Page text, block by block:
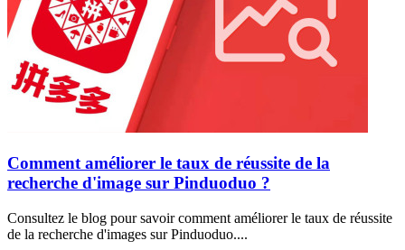
Comment améliorer le taux de réussite de la
recherche d'image sur Pinduoduo ?
Consultez le blog pour savoir comment améliorer le taux de réussite
de la recherche d'images sur Pinduoduo....